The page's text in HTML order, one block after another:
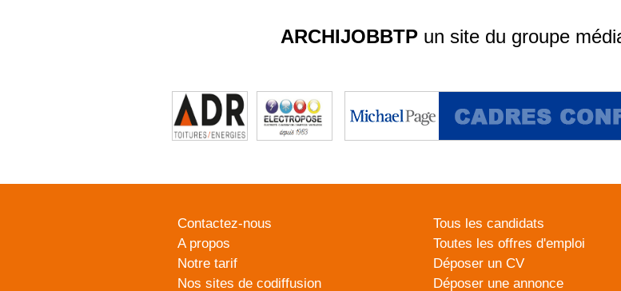
ARCHIJOBBTPun site du groupe
Contactez-nous
A propos
Notre tarif
Nos sites de codiffusion
Tous les candidats
Toutes les offres d'emploi
Déposer un CV
Déposer une annonce